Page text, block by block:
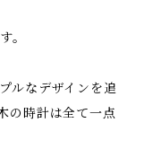
。
ルなデザインを追
時計は全て一点